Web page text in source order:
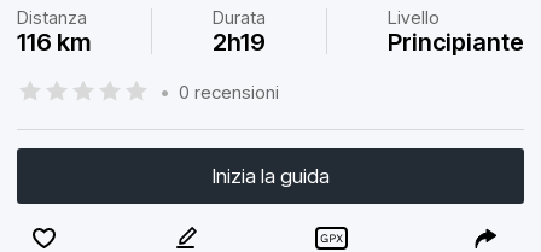
Distanza
116 km
Durata
2h19
Livello
Principiante
• 0 recensioni
Inizia la guida